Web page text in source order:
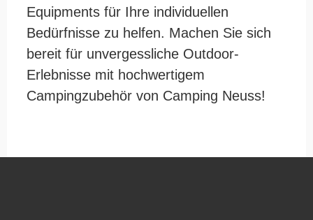
Equipments für Ihre individuellen
Bedürfnisse zu helfen. Machen Sie sich
bereit für unvergessliche Outdoor-
Erlebnisse mit hochwertigem
Campingzubehör von Camping Neuss!